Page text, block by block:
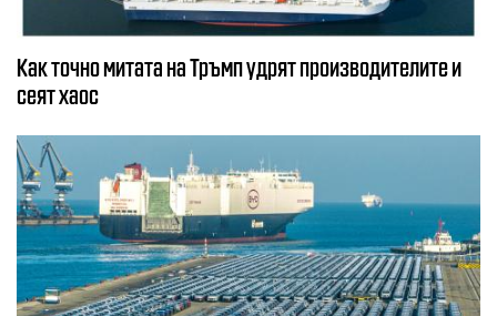
Как точно митата на Тръмп удрят производителите и
сеят хаос